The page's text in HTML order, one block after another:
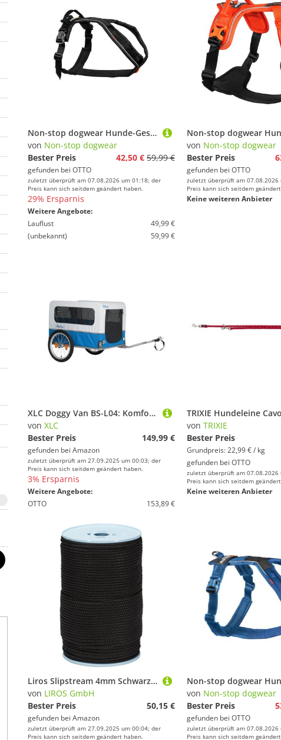
Non-stop dogwear Hunde-Geschirr LINE HARNESS GRIP, Ein vielseitiges Geschirr ausgestattet mit einem Haltegriff.
von Non-stop dogwear
Bester Preis
42,50 € 59,99 €
gefunden bei OTTO
zuletzt überprüft am 07.08.2026 um 01:18; der
Preis kann sich seitdem geändert haben.
29% Ersparnis
Weitere Angebote:
Lauflust
49,99 €
(unbekannt)
59,99 €
von Non-stop dogwear
Bester Preis
gefunden bei OTTO
zuletzt überprüft am 07.08.2026
Preis kann sich seitdem
Keine weiteren Anbieter
XLC Doggy Van BS-L04: Komfortabler Fahrradanhänger für Outdoor-Abenteuer mit deinem Hund
von XLC
Bester Preis
149,99 €
gefunden bei Amazon
zuletzt überprüft am 27.09.2025 um 00:03; der
Preis kann sich seitdem geändert haben.
3% Ersparnis
Weitere Angebote:
OTTO
153,89 €
von TRIXIE
Bester Preis
Grundpreis: 22,99 € / kg
gefunden bei OTTO
zuletzt überprüft am 07.08.2026
Preis kann sich seitdem
Keine weiteren Anbieter
Liros Slipstream 4mm Schwarz (preis Pro Meter)
von LIROS GmbH
Bester Preis
50,15 €
gefunden bei Amazon
zuletzt überprüft am 27.09.2025 um 00:04; der
Preis kann sich seitdem geändert haben.
von Non-stop dogwear
Bester Preis
gefunden bei OTTO
zuletzt überprüft am 07.08.2026
Preis kann sich seitdem